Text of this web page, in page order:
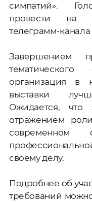
симпатий».
провести на
телеграмм-
Завершением
организация в
выставки
Ожидается, что
отражением
современном
своему делу.
Подробнее об
требований